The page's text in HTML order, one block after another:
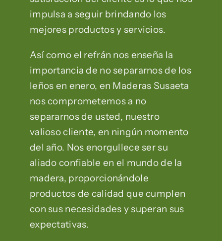
impulsa a seguir brindando los
mejores productos y servicios.
Así como el refrán nos enseña la
importancia de no separarnos de los
leños en enero, en Maderas Susaeta
nos comprometemos a no
separarnos de usted, nuestro
valioso cliente, en ningún momento
del año. Nos enorgullece ser su
aliado confiable en el mundo de la
madera, proporcionándole
productos de calidad que cumplen
con sus necesidades y superan sus
expectativas.